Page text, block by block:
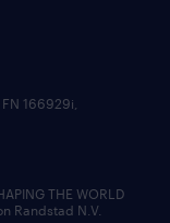
166929i,
THE WORLD
Randstad N.V.